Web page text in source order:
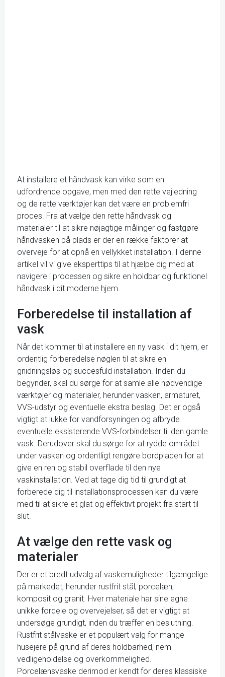
At installere et håndvask kan virke som en
udfordrende opgave, men med den rette vejledning
og de rette værktøjer kan det være en problemfri
proces. Fra at vælge den rette håndvask og
materialer til at sikre nøjagtige målinger og fastgøre
håndvasken på plads er der en række faktorer at
overveje for at opnå en vellykket installation. I denne
artikel vil vi give eksperttips til at hjælpe dig med at
navigere i processen og sikre en holdbar og funktionel
håndvask i dit moderne hjem.
Forberedelse til installation af
vask
Når det kommer til at installere en ny vask i dit hjem, er
ordentlig forberedelse nøglen til at sikre en
gnidningsløs og succesfuld installation. Inden du
begynder, skal du sørge for at samle alle nødvendige
værktøjer og materialer, herunder vasken, armaturet,
VVS-udstyr og eventuelle ekstra beslag. Det er også
vigtigt at lukke for vandforsyningen og afbryde
eventuelle eksisterende VVS-forbindelser til den gamle
vask. Derudover skal du sørge for at rydde området
under vasken og ordentligt rengøre bordpladen for at
give en ren og stabil overflade til den nye
vaskinstallation. Ved at tage dig tid til grundigt at
forberede dig til installationsprocessen kan du være
med til at sikre et glat og effektivt projekt fra start til
slut.
At vælge den rette vask og
materialer
Der er et bredt udvalg af vaskemuligheder tilgængelige
på markedet, herunder rustfrit stål, porcelæn,
komposit og granit. Hver materiale har sine egne
unikke fordele og overvejelser, så det er vigtigt at
undersøge grundigt, inden du træffer en beslutning.
Rustfrit stålvaske er et populært valg for mange
husejere på grund af deres holdbarhed, nem
vedligeholdelse og overkommelighed.
Porcelænsvaske derimod er kendt for deres klassiske